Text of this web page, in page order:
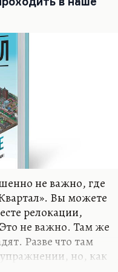
любимом
же пейзаж
Но проблема в
а иногда и два, в
не важно, где
Вы можете
релокации,
не важно. Там же
Разве что там
но, как